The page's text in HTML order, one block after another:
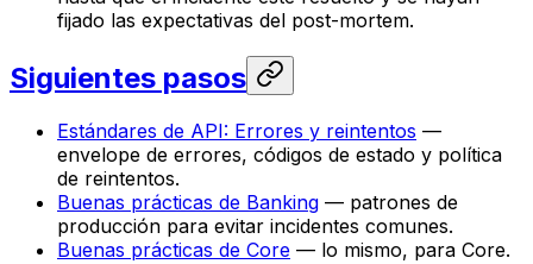
fijado las expectativas del post-mortem.
Siguientes pasos
Estándares de API: Errores y reintentos —
envelope de errores, códigos de estado y política
de reintentos.
Buenas prácticas de Banking — patrones de
producción para evitar incidentes comunes.
Buenas prácticas de Core — lo mismo, para Core.